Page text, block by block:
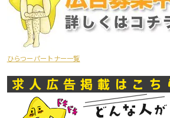
ひらつーパートナー一覧